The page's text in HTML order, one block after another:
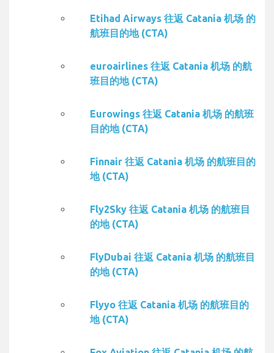
Etihad Airways 往返 Catania 机场 的
航班目的地 (CTA)
euroairlines 往返 Catania 机场 的航
班目的地 (CTA)
Eurowings 往返 Catania 机场 的航班
目的地 (CTA)
Finnair 往返 Catania 机场 的航班目的
地 (CTA)
Fly2Sky 往返 Catania 机场 的航班目
的地 (CTA)
FlyDubai 往返 Catania 机场 的航班目
的地 (CTA)
Flyyo 往返 Catania 机场 的航班目的
地 (CTA)